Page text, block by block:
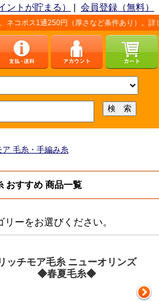
ントが貯まる） | 会員登録（無料）
円（厚さなど条件あり）。詳しくは、こちら
ア 毛糸・手編み糸
おすすめ 商品一覧
ーをお選びください。
ッチモア毛糸 ニューオリンズ
◆春夏毛糸◆